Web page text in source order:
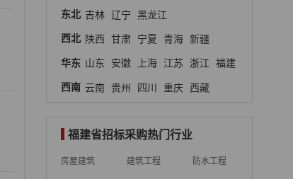
东北 吉林 辽宁 黑龙江
西北 陕西 甘肃 宁夏 青海 新疆
华东 山东 安徽 上海 江苏 浙江 福建
西南 云南 贵州 四川 重庆 西藏
福建省招标采购热门行业
房屋建筑 建筑工程 防水工程